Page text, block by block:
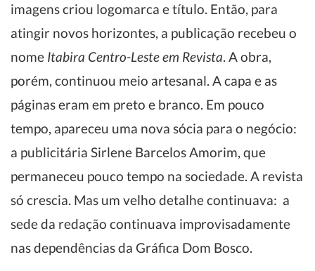
imagens criou logomarca e título. Então, para
atingir novos horizontes, a publicação recebeu o
nome Itabira Centro-Leste em Revista. A obra,
porém, continuou meio artesanal. A capa e as
páginas eram em preto e branco. Em pouco
tempo, apareceu uma nova sócia para o negócio:
a publicitária Sirlene Barcelos Amorim, que
permaneceu pouco tempo na sociedade. A revista
só crescia. Mas um velho detalhe continuava: a
sede da redação continuava improvisadamente
nas dependências da Gráfica Dom Bosco.